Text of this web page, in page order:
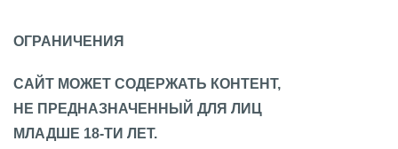
ОГРАНИЧЕНИЯ
САЙТ МОЖЕТ СОДЕРЖАТЬ КОНТЕНТ,
НЕ ПРЕДНАЗНАЧЕННЫЙ ДЛЯ ЛИЦ
МЛАДШЕ 18-ТИ ЛЕТ.